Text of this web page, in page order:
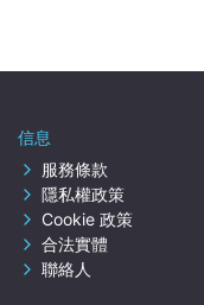
信息
服務條款
隱私權政策
Cookie 政策
合法實體
聯絡人